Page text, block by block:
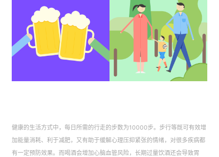
健康的生活方式中，每日所需的行走的步数为10000步。步行等既可有效增
加能量消耗、利于减肥，又有助于缓解心理压抑紧张的情绪，对很多疾病都
有一定预防效果。而喝酒会增加心脑血管风险，长期过量饮酒还会导致胃